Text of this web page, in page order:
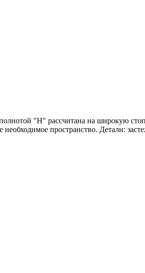
"H" рассчитана на широкую
пространство. Детали: